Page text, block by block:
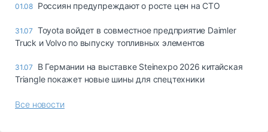
01.08 Россиян предупреждают о росте цен на СТО
31.07 Toyota войдет в совместное предприятие Daimler
Truck и Volvo по выпуску топливных элементов
31.07
В Германии на выставке Steinexpo 2026 китайская
Triangle покажет новые шины для спецтехники
Все новости